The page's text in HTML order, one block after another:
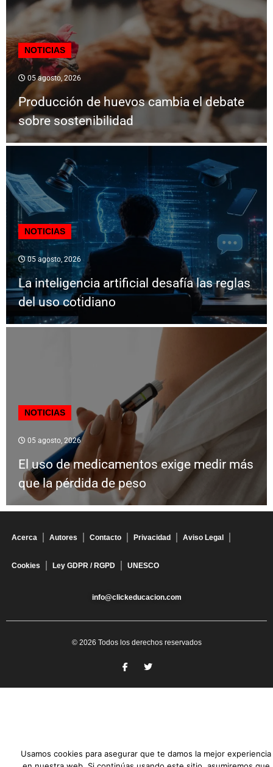
NOTICIAS
05 agosto, 2026
Producción de huevos cambia el debate
sobre sostenibilidad
NOTICIAS
05 agosto, 2026
La inteligencia artificial desafía las reglas
del uso cotidiano
NOTICIAS
05 agosto, 2026
El uso de medicamentos exige medir más
que la pérdida de peso
Acerca Autores Contacto Privacidad Aviso Legal
Cookies Ley GDPR / RGPD UNESCO
info@clickeducacion.com
© 2026 Todos los derechos reservados
Usamos cookies para asegurar que te damos la mejor experiencia